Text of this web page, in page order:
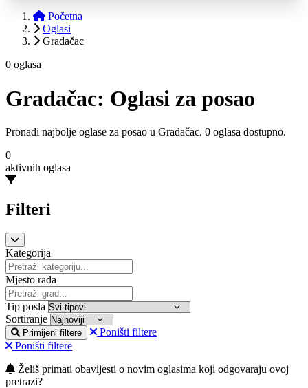
Početna
Oglasi
Gradačac
0 oglasa
Gradačac: Oglasi za posao
Pronađi najbolje oglase za posao u Gradačac. 0 oglasa dostupno.
0
aktivnih oglasa
Filteri
Kategorija
Mjesto rada
Tip posla
Sortiranje
Primijeni filtere
Poništi filtere
Poništi filtere
Želiš primati obavijesti o novim oglasima koji odgovaraju ovoj
pretrazi?